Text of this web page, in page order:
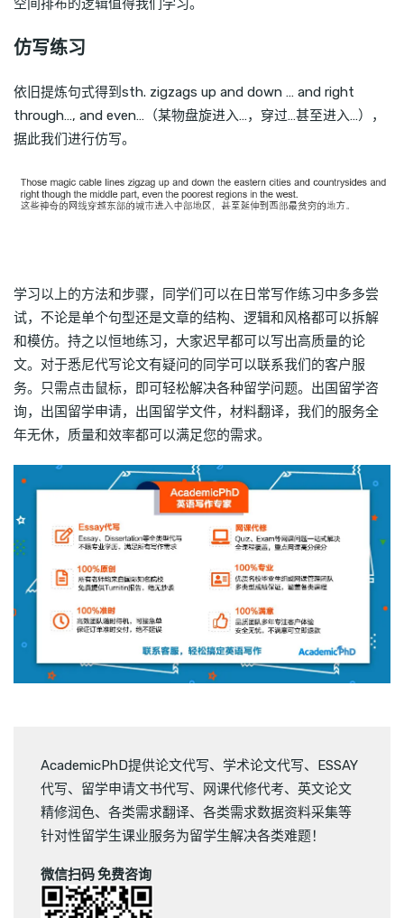
空间排布的逻辑值得我们学习。
仿写练习
依旧提炼句式得到sth. zigzags up and down … and right
through…, and even…（某物盘旋进入…，穿过…甚至进入…），
据此我们进行仿写。
学习以上的方法和步骤，同学们可以在日常写作练习中多多尝
试，不论是单个句型还是文章的结构、逻辑和风格都可以拆解
和模仿。持之以恒地练习，大家迟早都可以写出高质量的论
文。对于悉尼代写论文有疑问的同学可以联系我们的客户服
务。只需点击鼠标，即可轻松解决各种留学问题。出国留学咨
询，出国留学申请，出国留学文件，材料翻译，我们的服务全
年无休，质量和效率都可以满足您的需求。
AcademicPhD提供论文代写、 学术论文代写、 ESSAY
代写、 留学申请文书代写、 网课代修代考、 英文论文
精修润色、 各类需求翻译、 各类需求数据资料采集等
针对性留学生课业服务为留学生解决各类难题！
微信扫码 免费咨询